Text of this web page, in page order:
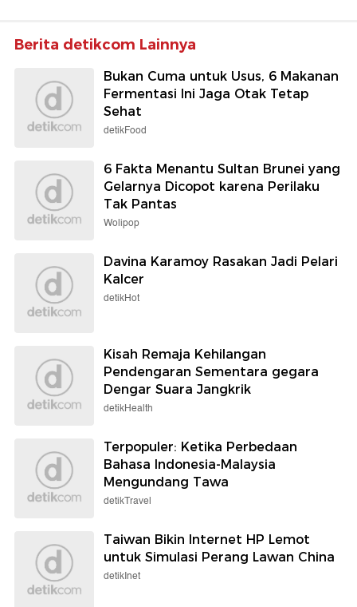
Berita detikcom Lainnya
Bukan Cuma untuk Usus, 6 Makanan
Fermentasi Ini Jaga Otak Tetap
Sehat
detikFood
6 Fakta Menantu Sultan Brunei yang
Gelarnya Dicopot karena Perilaku
Tak Pantas
Wolipop
Davina Karamoy Rasakan Jadi Pelari
Kalcer
detikHot
Kisah Remaja Kehilangan
Pendengaran Sementara gegara
Dengar Suara Jangkrik
detikHealth
Terpopuler: Ketika Perbedaan
Bahasa Indonesia-Malaysia
Mengundang Tawa
detikTravel
Taiwan Bikin Internet HP Lemot
untuk Simulasi Perang Lawan China
detikInet